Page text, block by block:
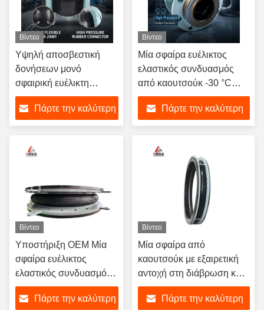
Βίντεο
Υψηλή αποσβεστική
δονήσεων μονό
σφαιρική ευέλικτη
ελαστική σύνδεση για 6-
40bars PN6-PN40 σε
δύσκολα βιομηχανικά
Πάρτε την καλύτερη
Βίντεο
Μία σφαίρα ευέλικτος
ελαστικός συνδυασμός
από καουτσούκ -30 °C
έως 150 °C Τεστ πίεσης
συνδετήματος με νήματα
1,5 φορές της πίεσης
Πάρτε την καλύτερη
Βίντεο
Υποστήριξη OEM Μία
σφαίρα ευέλικτος
ελαστικός συνδυασμός
από καουτσούκ με
συρματόπλεγμα
Πάρτε την καλύτερη
Βίντεο
Μία σφαίρα από
καουτσούκ με εξαιρετική
αντοχή στη διάβρωση και
φλάντσα από ανθρακικό
χάλυβαΠάρτε την καλύτερη